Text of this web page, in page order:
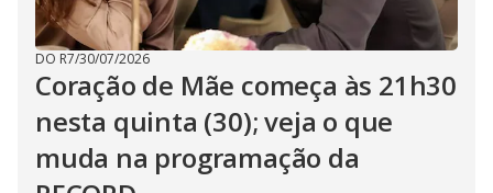
DO R7/30/07/2026
Coração de Mãe começa às 21h30
nesta quinta (30); veja o que
muda na programação da